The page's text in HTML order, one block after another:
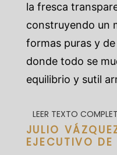
la fresca
construyendo un
formas puras y
donde todo se
equilibrio y sutil
LEER TEXTO
JULIO
EJECUTIVO DE